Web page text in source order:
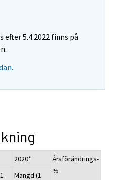
5.4.2022 finns på
2020*
Årsförändrings-
%
Mängd (1